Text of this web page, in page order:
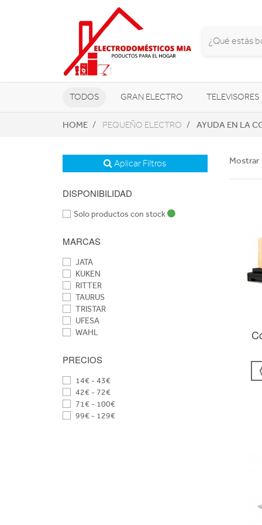
TODOS GRAN ELECTRO TELEVISORES
CLIMATIZACIÓN Y CALEFACCIÓN
HOME PEQUEÑO ELECTRO AYUDA EN LA
Aplicar Filtros
DISPONIBILIDAD
Solo productos con stock
MARCAS
JATA
KUKEN
RITTER
TAURUS
TRISTAR
UFESA
WAHL
PRECIOS
14€ - 43€
42€ - 72€
71€ - 100€
99€ - 129€
Mostrar